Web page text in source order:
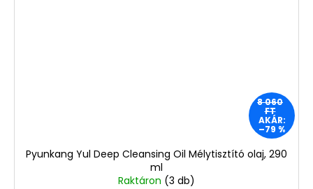
8 060
FT
AKÁR:
–79 %
Pyunkang Yul Deep Cleansing Oil Mélytisztító olaj, 290
ml
Raktáron (3 db)